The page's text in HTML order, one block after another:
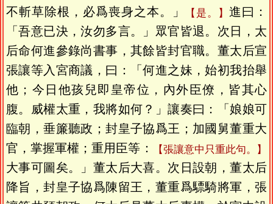
不斬草除根，必爲喪身之本。」
【是。】 進曰：
「吾意已決，汝勿多言。」眾官皆退。次日，太
后命何進參錄尚書事，其餘皆封官職。董太后宣
張讓等入宮商議，曰：「何進之妹，始初我抬舉
他；今日他孩兒即皇帝位，內外臣僚，皆其心
腹。威權太重，我將如何？」讓奏曰：「娘娘可
臨朝，垂簾聽政；封皇子協爲王；加國舅董重大
官，掌握軍權；重用臣等：
【張讓意中只重此句。】
大事可圖矣。」董太后大喜。次日設朝，董太后
降旨，封皇子協爲陳留王，董重爲驃騎將軍，張